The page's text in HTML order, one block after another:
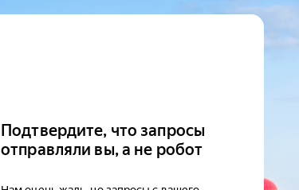
Подтвердите, что запросы
отправляли вы, а не робот